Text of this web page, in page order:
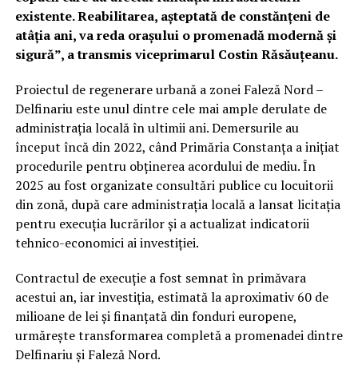
existente. Reabilitarea, așteptată de constănțeni de
atâția ani, va reda orașului o promenadă modernă și
sigură”, a transmis viceprimarul Costin Răsăuțeanu.
Proiectul de regenerare urbană a zonei Faleză Nord –
Delfinariu este unul dintre cele mai ample derulate de
administrația locală în ultimii ani. Demersurile au
început încă din 2022, când Primăria Constanța a inițiat
procedurile pentru obținerea acordului de mediu. În
2025 au fost organizate consultări publice cu locuitorii
din zonă, după care administrația locală a lansat licitația
pentru execuția lucrărilor și a actualizat indicatorii
tehnico-economici ai investiției.
Contractul de execuție a fost semnat în primăvara
acestui an, iar investiția, estimată la aproximativ 60 de
milioane de lei și finanțată din fonduri europene,
urmărește transformarea completă a promenadei dintre
Delfinariu și Faleză Nord.